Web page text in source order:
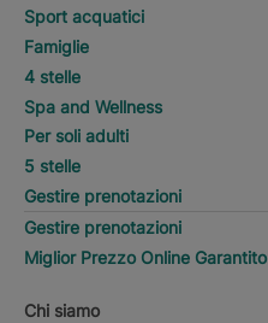
Sport acquatici
Famiglie
4 stelle
Spa and Wellness
Per soli adulti
5 stelle
Gestire prenotazioni
Gestire prenotazioni
Miglior Prezzo Online Garantito
Chi siamo